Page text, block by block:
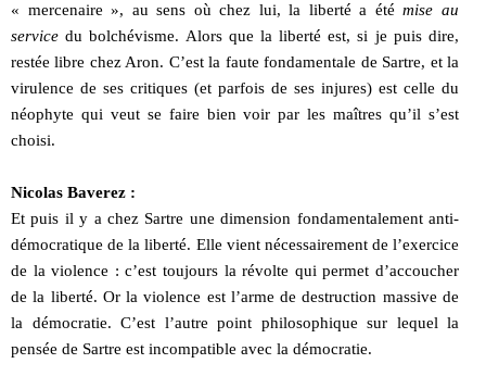
« mercenaire », au sens où chez lui, la liberté a étémise au
service du bolchévisme. Alors que la liberté est, si je puis dire,
restée libre chez Aron. C’est la faute fondamentale de Sartre, et la
virulence de ses critiques (et parfois de ses injures) est celle du
néophyte qui veut se faire bien voir par les maîtres qu’il s’est
choisi.
Nicolas Baverez :
Et puis il y a chez Sartre une dimension fondamentalement anti-
démocratique de la liberté. Elle vient nécessairement de l’exercice
de la violence : c’est toujours la révolte qui permet d’accoucher
de la liberté. Or la violence est l’arme de destruction massive de
la démocratie. C’est l’autre point philosophique sur lequel la
pensée de Sartre est incompatible avec la démocratie.